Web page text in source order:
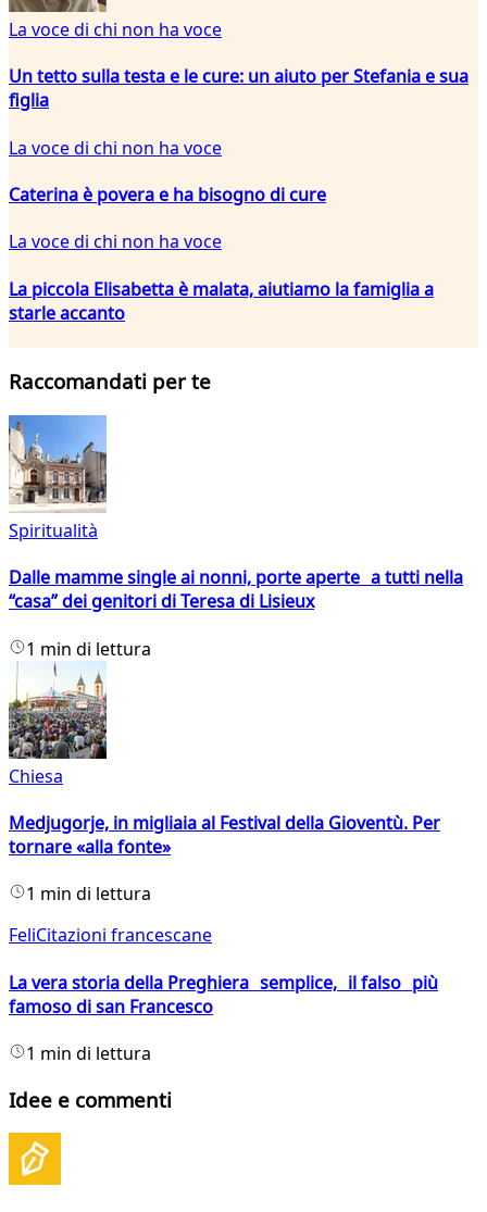
La voce di chi non ha voce
Un tetto sulla testa e le cure: un aiuto per Stefania e sua
figlia
La voce di chi non ha voce
Caterina è povera e ha bisogno di cure
La voce di chi non ha voce
La piccola Elisabetta è malata, aiutiamo la famiglia a
starle accanto
Raccomandati per te
Spiritualità
Dalle mamme single ai nonni, porte aperte a tutti nella
“casa” dei genitori di Teresa di Lisieux
1 min di lettura
Chiesa
Medjugorje, in migliaia al Festival della Gioventù. Per
tornare «alla fonte»
1 min di lettura
FeliCitazioni francescane
La vera storia della Preghiera semplice, il falso più
famoso di san Francesco
1 min di lettura
Idee e commenti